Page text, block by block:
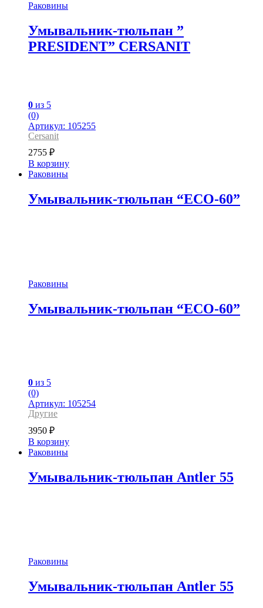
Раковины
Умывальник-тюльпан ”
PRESIDENT” CERSANIT
0 из 5
(0)
Артикул: 105255
Cersanit
2755 ₽
В корзину
Раковины
Умывальник-тюльпан “ECO-60”
Раковины
Умывальник-тюльпан “ECO-60”
0 из 5
(0)
Артикул: 105254
Другие
3950 ₽
В корзину
Раковины
Умывальник-тюльпан Antler 55
Раковины
Умывальник-тюльпан Antler 55